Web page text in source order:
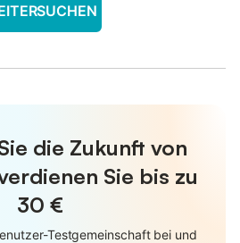
die Zukunft von
Sie bis zu
30 €
Testgemeinschaft bei und